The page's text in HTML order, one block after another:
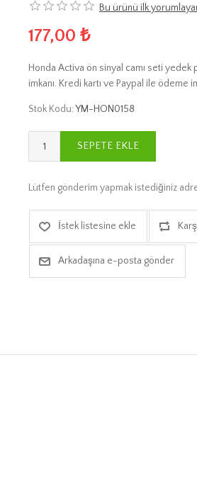
Bu ürünü ilk
177,00 ₺
Honda Activa ön sinyal camı seti yedek
imkanı. Kredi kartı ve Paypal ile ödeme
Stok Kodu:YM-HON0158
SEPETE EKLE
Lütfen gönderim yapmak istediğiniz
İstek listesine ekle
Arkadaşına e-posta gönder